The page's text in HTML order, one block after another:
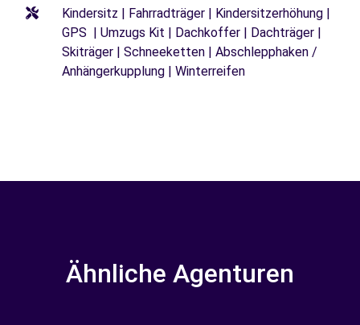
Kindersitz | Fahrradträger | Kindersitzerhöhung |
GPS | Umzugs Kit | Dachkoffer | Dachträger |
Skiträger | Schneeketten | Abschlepphaken /
Anhängerkupplung | Winterreifen
Ähnliche Agenturen